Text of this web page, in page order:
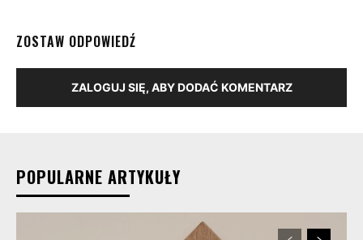
ZOSTAW ODPOWIEDŹ
ZALOGUJ SIĘ, ABY DODAĆ KOMENTARZ
POPULARNE ARTYKUŁY